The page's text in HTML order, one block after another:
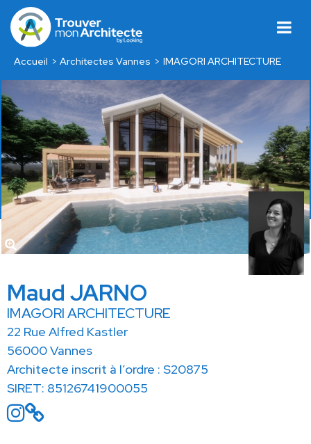
Accueil Architectes Vannes IMAGORI ARCHITECTURE
Maud JARNO
IMAGORI ARCHITECTURE
22 Rue Alfred Kastler
56000 Vannes
Architecte inscrit à l’ordre : S20875
SIRET: 85126741900055